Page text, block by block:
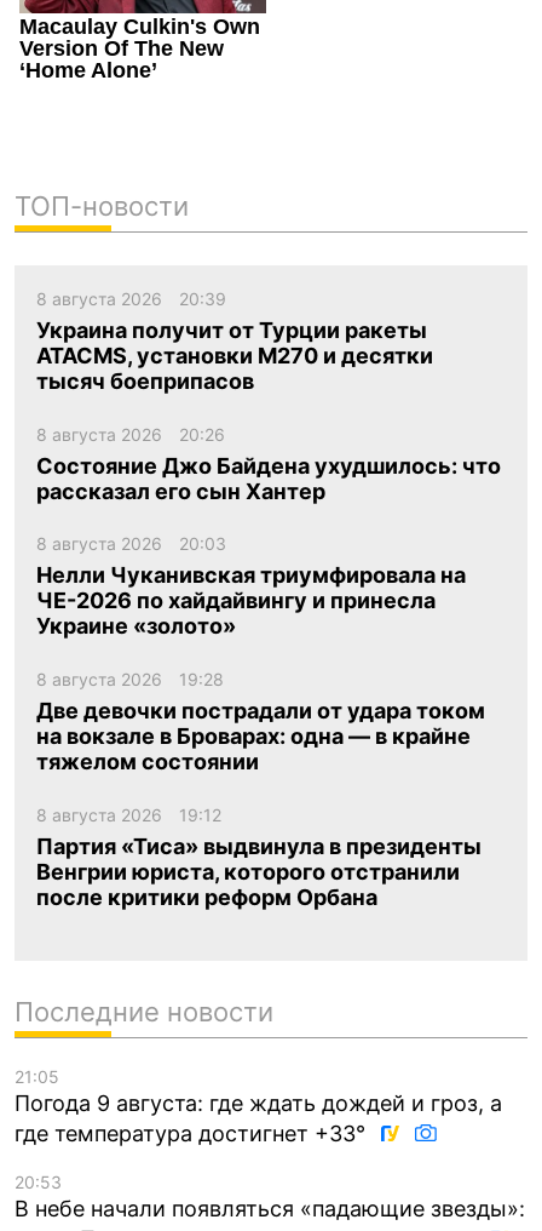
ТОП-новости
8 августа 2026 20:39
Украина получит от Турции ракеты
ATACMS, установки M270 и десятки
тысяч боеприпасов
8 августа 2026 20:26
Состояние Джо Байдена ухудшилось: что
рассказал его сын Хантер
8 августа 2026 20:03
Нелли Чуканивская триумфировала на
ЧЕ-2026 по хайдайвингу и принесла
Украине «золото»
8 августа 2026 19:28
Две девочки пострадали от удара током
на вокзале в Броварах: одна — в крайне
тяжелом состоянии
8 августа 2026 19:12
Партия «Тиса» выдвинула в президенты
Венгрии юриста, которого отстранили
после критики реформ Орбана
Последние новости
21:05
Погода 9 августа: где ждать дождей и гроз, а
где температура достигнет +33°
20:53
В небе начали появляться «падающие звезды»: